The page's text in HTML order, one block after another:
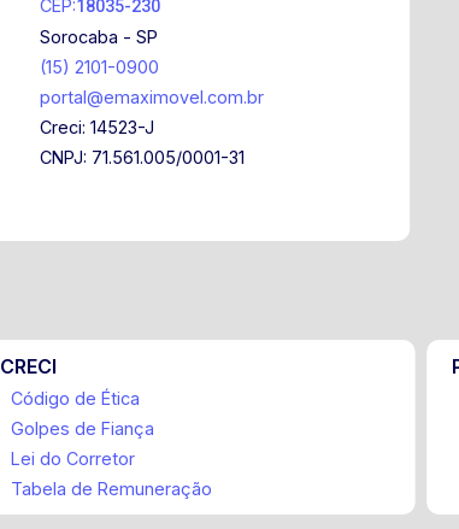
CEP:18035-230
Sorocaba - SP
(15) 2101-0900
portal@emaximovel.com.br
Creci: 14523-J
CNPJ: 71.561.005/0001-31
CRECI
Código de Ética
Golpes de Fiança
Lei do Corretor
Tabela de Remuneração